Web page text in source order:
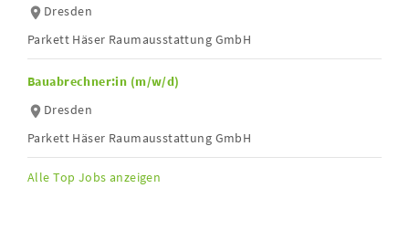
Dresden
Parkett Häser Raumausstattung GmbH
Bauabrechner:in (m/w/d)
Dresden
Parkett Häser Raumausstattung GmbH
Alle Top Jobs anzeigen